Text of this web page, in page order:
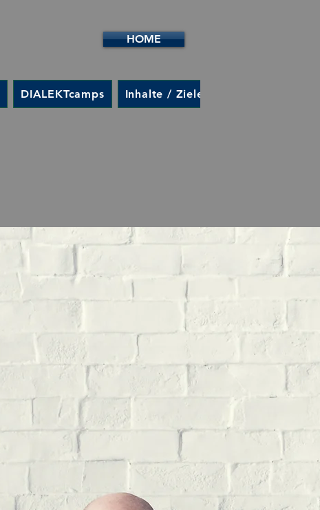
HOME
DIALEKTcamps Inhalte / Ziele